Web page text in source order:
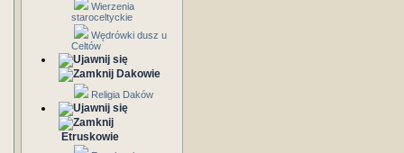
Wierzenia
staroceltyckie
Wędrówki dusz u
Celtów
Dakowie
Religia Daków
Etruskowie